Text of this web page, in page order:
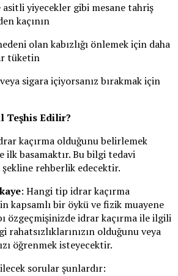
yiyecekler gibi mesane tahriş
kaçının
olan kabızlığı önlemek için daha
tüketin
sigara içiyorsanız bırakmak için
Teşhis Edilir?
kaçırma olduğunu belirlemek
ilk basamaktır. Bu bilgi tedavi
rehberlik edecektir.
: Hangi tip idrar kaçırma
kapsamlı bir öykü ve fizik muayene
özgeçmişinizde idrar kaçırma ile ilgili
rahatsızlıklarınızın olduğunu veya
öğrenmek isteyecektir.
sorular şunlardır: